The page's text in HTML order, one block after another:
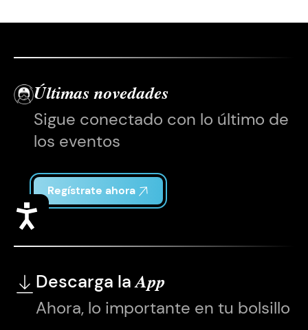
Accesibilidad
Últimas novedades
Sigue conectado con lo último de
los eventos
Regístrate ahora
Descarga laApp
Ahora, lo importante en tu bolsillo